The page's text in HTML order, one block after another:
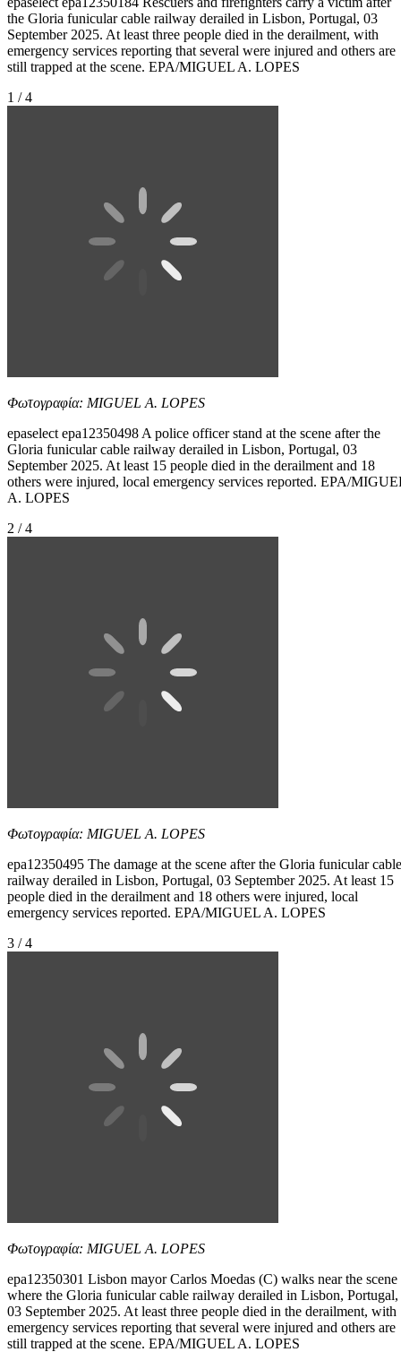
the Gloria funicular cable railway derailed in Lisbon, Portugal, 03
September 2025. At least three people died in the derailment, with
emergency services reporting that several were injured and others are
still trapped at the scene. EPA/MIGUEL A. LOPES
1 / 4
Φωτογραφία: MIGUEL A. LOPES
epaselect epa12350498 A police officer stand at the scene after the
Gloria funicular cable railway derailed in Lisbon, Portugal, 03
September 2025. At least 15 people died in the derailment and 18
others were injured, local emergency services reported. EPA/
A. LOPES
2 / 4
Φωτογραφία: MIGUEL A. LOPES
epa12350495 The damage at the scene after the Gloria funicular cable
railway derailed in Lisbon, Portugal, 03 September 2025. At least 15
people died in the derailment and 18 others were injured, local
emergency services reported. EPA/MIGUEL A. LOPES
3 / 4
Φωτογραφία: MIGUEL A. LOPES
epa12350301 Lisbon mayor Carlos Moedas (C) walks near the scene
where the Gloria funicular cable railway derailed in Lisbon, Portugal,
03 September 2025. At least three people died in the derailment, with
emergency services reporting that several were injured and others are
still trapped at the scene. EPA/MIGUEL A. LOPES